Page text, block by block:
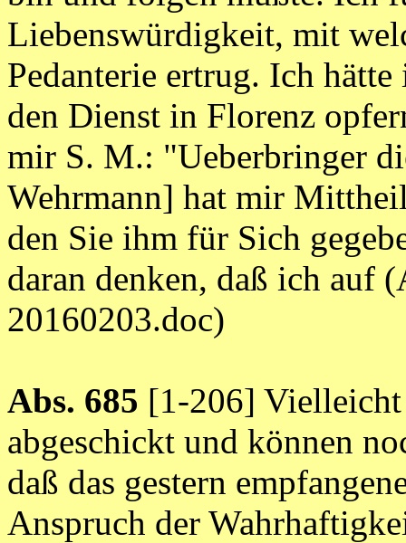
Liebenswürdigkeit, mit
Pedanterie ertrug. Ich
den Dienst in Florenz
mir S. M.: "Ueberbringer
Wehrmann] hat mir
den Sie ihm für Sich
daran denken, daß ich auf
20160203.doc)
Abs. 685 [1-206] Vielleicht
abgeschickt und können
daß das gestern
Anspruch der